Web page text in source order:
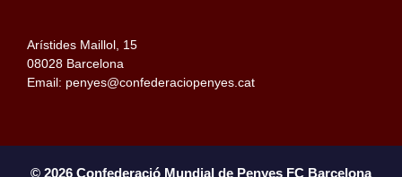
Arístides Maillol, 15
08028 Barcelona
Email: penyes@confederaciopenyes.cat
© 2026 Confederació Mundial de Penyes FC Barcelona